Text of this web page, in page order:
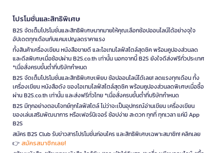
โปรโมชั่นและสิทธิพิเศษ
B2S จัดเต็มโปรโมชั่นและสิทธิพิเศษมากมายให้คุณเลือกช้อปออนไลน์ได้อย่างจุใจ
อัปเดตทุกเดือนกับแคมเปญลดราคาแรง
ทั้งสินค้าเครื่องเขียน หนังสือขายดี และไอเทมไลฟ์สไตล์สุดชิค พร้อมคูปองส่วนลด
และดีลพิเศษเมื่อช้อปผ่าน B2S.co.th เท่านั้น นอกจากนี้ B2S ยังใจดีส่งฟรีทั่วประเทศ
*เมื่อสั่งครบขั้นต่ำที่บริษัทกำหนด
B2S จัดเต็มโปรโมชั่นและสิทธิพิเศษเพียบ ช้อปออนไลน์ได้เลย! ลดแรงทุกเดือน ทั้ง
เครื่องเขียน หนังสือดัง ของไอเทมไลฟ์สไตล์สุดชิค พร้อมคูปองส่วนลดพิเศษเมื่อซื้อ
ผ่าน B2S.co.th เท่านั้น และส่งฟรีทั่วไทย *เมื่อสั่งครบขั้นต่ำที่บริษัทกำหนด
B2S มีทุกอย่างตอบโจทย์ทุกไลฟ์สไตล์ ไม่ว่าจะเป็นอุปกรณ์อ่านเขียน เครื่องเขียน
ของเล่นเสริมพัฒนาการ หรือเฟอร์นิเจอร์ ช้อปง่าย สะดวก ทุกที่ ทุกเวลา แค่มี App
B2S
สมัคร B2S Club รับข่าวสารโปรโมชั่นก่อนใคร และสิทธิพิเศษเฉพาะสมาชิก! คลิกเลย
👉 สมัครสมาชิกเลย!